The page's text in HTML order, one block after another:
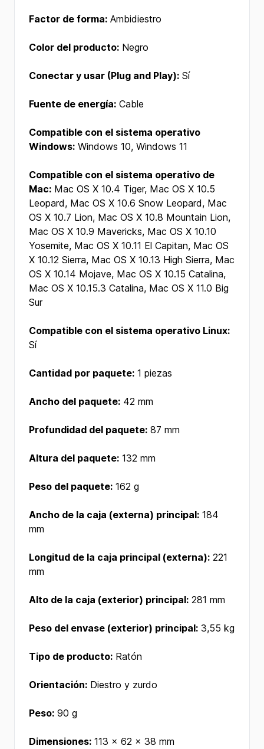
Factor de forma: Ambidiestro
Color del producto: Negro
Conectar y usar (Plug and Play): Sí
Fuente de energía: Cable
Compatible con el sistema operativo
Windows: Windows 10, Windows 11
Compatible con el sistema operativo de
Mac: Mac OS X 10.4 Tiger, Mac OS X 10.5
Leopard, Mac OS X 10.6 Snow Leopard, Mac
OS X 10.7 Lion, Mac OS X 10.8 Mountain Lion,
Mac OS X 10.9 Mavericks, Mac OS X 10.10
Yosemite, Mac OS X 10.11 El Capitan, Mac OS
X 10.12 Sierra, Mac OS X 10.13 High Sierra, Mac
OS X 10.14 Mojave, Mac OS X 10.15 Catalina,
Mac OS X 10.15.3 Catalina, Mac OS X 11.0 Big
Sur
Compatible con el sistema operativo Linux:
Sí
Cantidad por paquete: 1 piezas
Ancho del paquete: 42 mm
Profundidad del paquete: 87 mm
Altura del paquete: 132 mm
Peso del paquete: 162 g
Ancho de la caja (externa) principal: 184
mm
Longitud de la caja principal (externa): 221
mm
Alto de la caja (exterior) principal: 281 mm
Peso del envase (exterior) principal: 3,55 kg
Tipo de producto: Ratón
Orientación: Diestro y zurdo
Peso: 90 g
Dimensiones: 113 x 62 x 38 mm